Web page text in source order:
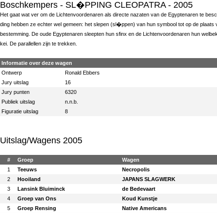
Boschkempers - SL�PPING CLEOPATRA - 2005
Het gaat wat ver om de Lichtenvoordenaren als directe nazaten van de Egyptenaren te
ding hebben ze echter wel gemeen: het slepen (sl�ppen) van hun symbool tot op de plaats
bestemming. De oude Egyptenaren sleepten hun sfinx en de Lichtenvoordenaren hun
kei. De parallellen zijn te trekken.
Informatie over deze wagen
Ontwerp
Ronald Ebbers
Jury uitslag
16
Jury punten
6320
Publiek uitslag
n.n.b.
Figuratie uitslag
8
Uitslag/Wagens 2005
# Groep
Wagen
1
Teeuws
Necropolis
2
Hooiland
JAPANS SLAGWERK
3
Lansink Bluiminck
de Bedevaart
4
Groep van Ons
Koud Kunstje
5
Groep Rensing
Native Americans